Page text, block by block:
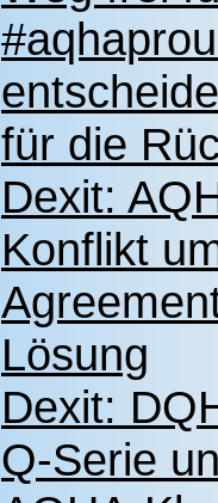
für die
Dexit:
Konflikt
Lösung
Dexit:
Q-Serie